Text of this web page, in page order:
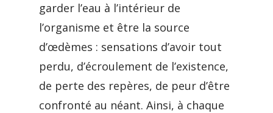
garder l’eau à l’intérieur de
l’organisme et être la source
d’œdèmes : sensations d’avoir tout
perdu, d’écroulement de l’existence,
de perte des repères, de peur d’être
confronté au néant. Ainsi, à chaque